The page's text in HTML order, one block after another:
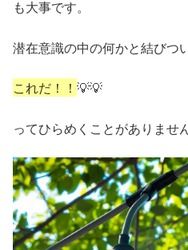
も大事です。
潜在意識の中の何かと結びつい
これだ！！ 💡💡
ってひらめくことがありませ